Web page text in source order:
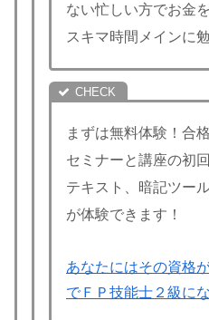
ない忙しい方でお金
スキマ時間メインに
まずは無料体験！合
セミナーと講座の初
テキスト、暗記ツー
が体験できます！
あなたにはその資格
でＦＰ技能士２級にな